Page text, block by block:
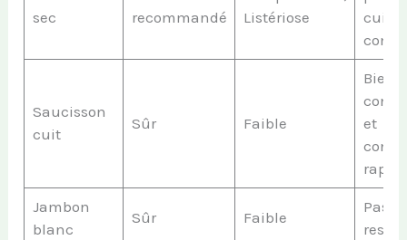
sec
recommandé
Listériose
Saucisson
cuit
Sûr Faible
Bien
et
Jambon
blanc
Sûr Faible
Pas